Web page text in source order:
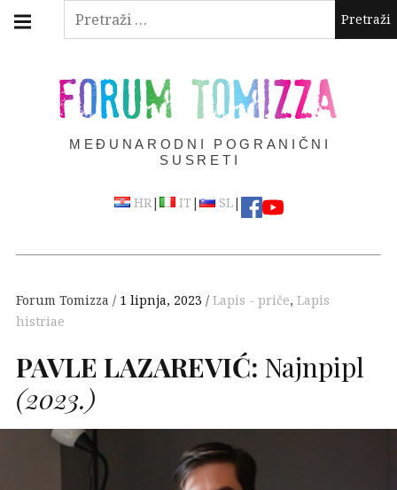
Pretraži:
Skip
FORUM TOMIZZA
MEĐUNARODNI POGRANIČNI
SUSRETI
HR| IT | SL|
navigation
Forum Tomizza 1 lipnja, 2023 Lapis - priče, Lapis
histriae
PAVLE LAZAREVIĆ: Najnpipl
(2023.)